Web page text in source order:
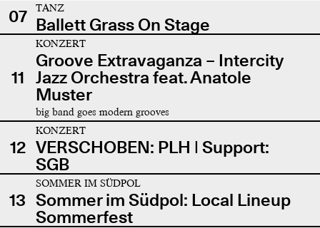
07
TANZ
Ballett Grass On Stage
11
KONZERT
Groove Extravaganza – Intercity
Jazz Orchestra feat. Anatole
Muster
big band goes modern grooves
12
KONZERT
VERSCHOBEN: PLH | Support:
SGB
13
SOMMER IM SÜDPOL
Sommer im Südpol: Local Lineup
Sommerfest